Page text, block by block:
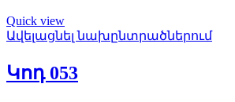
Quick view
Ավելացնել նախընտրածներում
Կոդ 053